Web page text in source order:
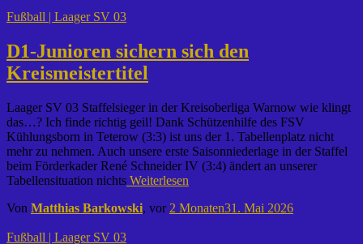
Fußball | Laager SV 03
D1-Junioren sichern sich den
Kreismeistertitel
Laager SV 03 Staffelsieger in der Kreisoberliga Warnow wie klingt
das…? Ich finde richtig geil! Dank Schützenhilfe des FSV
Kühlungsborn in Teterow (3:3) ist uns der 1. Tabellenplatz nicht
mehr zu nehmen. Auch unsere erste Saisonniederlage in der Staffel
beim Förderkader René Schneider IV (3:4) ändert an unserer
Tabellensituation nichts Weiterlesen
Von Matthias Barkowski, vor 2 Monaten31. Mai 2026
Fußball | Laager SV 03